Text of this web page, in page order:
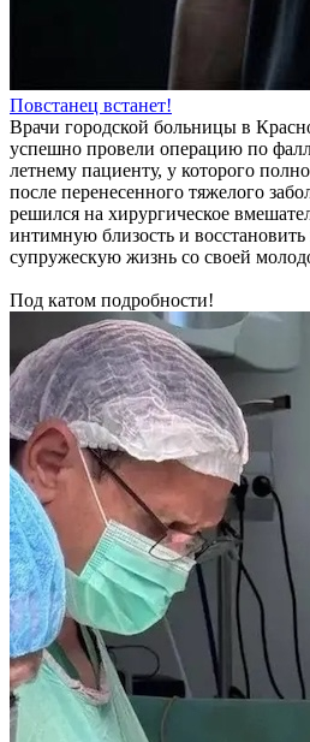
Повстанец встанет!
Врачи городской больницы в
успешно провели операцию по
летнему пациенту, у которого
после перенесенного тяжелого
решился на хирургическое
интимную близость и
супружескую жизнь со своей
Под катом подробности!